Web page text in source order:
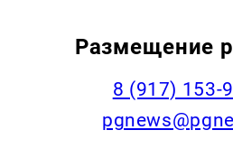
Размещение
‭8 (917) 153-